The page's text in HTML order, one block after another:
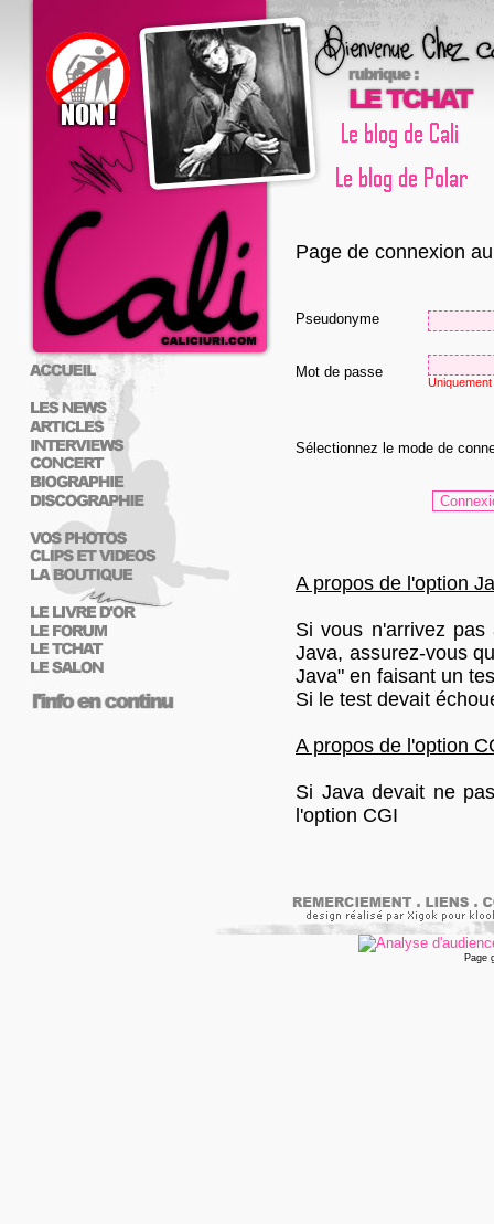
Page de connexion
Pseudonyme
Mot de passe
Sélectionnez le mode de
A propos de l'option
Si vous n'arrivez
Java, assurez-vous
Java" en faisant un
Si le test devait
A propos de l'option
Si Java devait ne
l'option CGI
Page